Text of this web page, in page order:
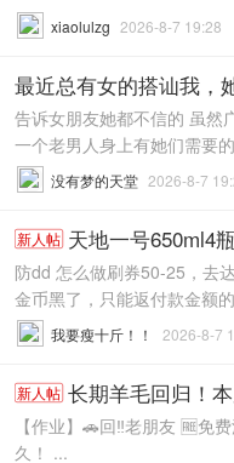
xiaolulzg 2026-8-7 19:28
最近总有女的搭讪我，
告诉女朋友她都不信的 虽然
一个老男人身上有她们需要
没有梦的天堂 2026-8-7
新人帖 天地一号650ml4
防dd 怎么做刷券50-25，去
金币黑了，只能返付款金
我要瘦十斤！！ 2026-8-7
新人帖 长期羊毛回归！
【作业】🚗回‼️老朋友 🆓免
久！ ...